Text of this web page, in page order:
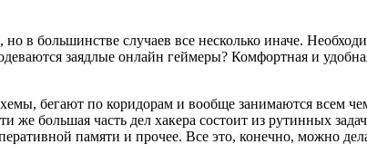
большинстве случаев все несколько иначе.
заядлые онлайн геймеры? Комфортная и
бегают по коридорам и вообще занимаются всем
же большая часть дел хакера состоит из рутинных
памяти и прочее. Все это, конечно, можно